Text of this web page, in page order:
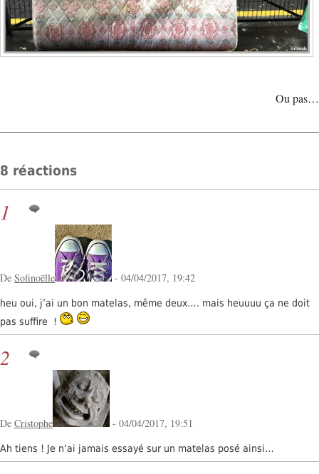
Ou pas…
8 réactions
1
De Sofinoëlle - 04/04/2017, 19:42
heu oui, j’ai un bon matelas, même deux…. mais heuuuu ça ne doit
pas suffire !
2
De Cristophe - 04/04/2017, 19:51
Ah tiens ! Je n’ai jamais essayé sur un matelas posé ainsi…